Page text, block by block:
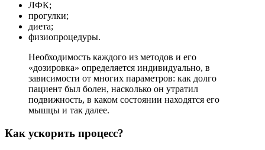
ЛФК;
прогулки;
диета;
физиопроцедуры.
Необходимость каждого из методов и его
«дозировка» определяется индивидуально, в
зависимости от многих параметров: как долго
пациент был болен, насколько он утратил
подвижность, в каком состоянии находятся его
мышцы и так далее.
Как ускорить процесс?